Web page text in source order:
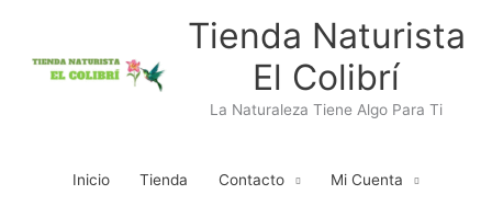
contenido
Tienda Naturista
El Colibrí
La Naturaleza Tiene Algo Para Ti
Inicio Tienda Contacto Mi Cuenta